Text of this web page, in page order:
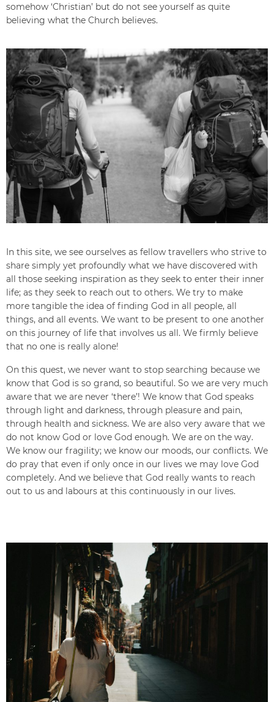
somehow ‘Christian’ but do not see yourself as quite
believing what the Church believes.
In this site, we see ourselves as fellow travellers who strive to
share simply yet profoundly what we have discovered with
all those seeking inspiration as they seek to enter their inner
life; as they seek to reach out to others. We try to make
more tangible the idea of finding God in all people, all
things, and all events. We want to be present to one another
on this journey of life that involves us all. We firmly believe
that no one is really alone!
On this quest, we never want to stop searching because we
know that God is so grand, so beautiful. So we are very much
aware that we are never ‘there’! We know that God speaks
through light and darkness, through pleasure and pain,
through health and sickness. We are also very aware that we
do not know God or love God enough. We are on the way.
We know our fragility; we know our moods, our conflicts. We
do pray that even if only once in our lives we may love God
completely. And we believe that God really wants to reach
out to us and labours at this continuously in our lives.